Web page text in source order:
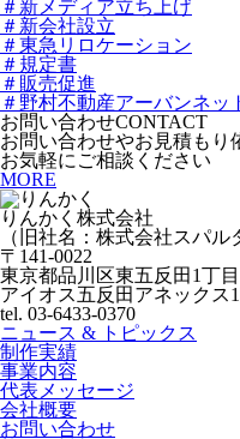
＃新メディア立ち上げ
＃新会社設立
＃東急リロケーション
＃規定書
＃販売促進
＃野村不動産アーバンネッ
お問い合わせCONTACT
お問い合わせやお見積もり
お気軽にご相談ください
MORE
りんかく株式会社
（旧社名：株式会社スパル
〒141-0022
東京都品川区東五反田1丁
アイオス五反田アネックス
tel. 03-6433-0370
ニュース & トピックス
制作実績
事業内容
代表メッセージ
会社概要
お問い合わせ